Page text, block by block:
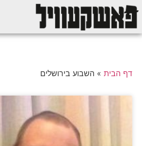
דף הבית » השבוע בירושלים